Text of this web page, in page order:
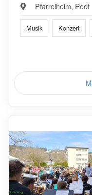
Pfarreiheim, Root
Musik Konzert